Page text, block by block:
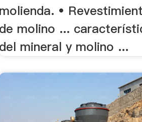
molienda. •
de molino ...
del mineral y molino ...